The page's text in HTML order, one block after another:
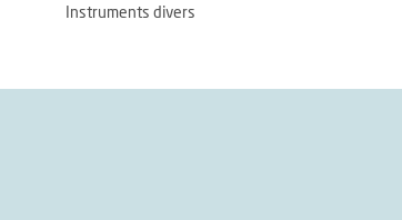
Instruments divers